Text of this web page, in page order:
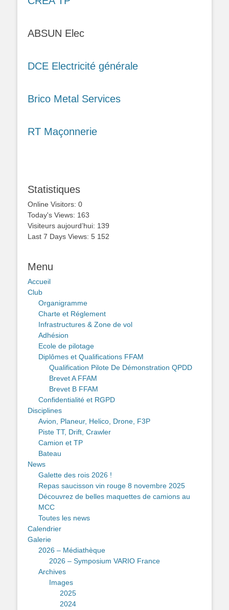
ABSUN Elec
DCE Electricité générale
Brico Metal Services
RT Maçonnerie
Statistiques
Online Visitors: 0
Today's Views: 163
Visiteurs aujourd’hui: 139
Last 7 Days Views: 5 152
Menu
Accueil
Club
Organigramme
Charte et Réglement
Infrastructures & Zone de vol
Adhésion
Ecole de pilotage
Diplômes et Qualifications FFAM
Qualification Pilote De Démonstration QPDD
Brevet A FFAM
Brevet B FFAM
Confidentialité et RGPD
Disciplines
Avion, Planeur, Helico, Drone, F3P
Piste TT, Drift, Crawler
Camion et TP
Bateau
News
Galette des rois 2026 !
Repas saucisson vin rouge 8 novembre 2025
Découvrez de belles maquettes de camions au
MCC
Toutes les news
Calendrier
Galerie
2026 – Médiathèque
2026 – Symposium VARIO France
Archives
Images
2025
2024